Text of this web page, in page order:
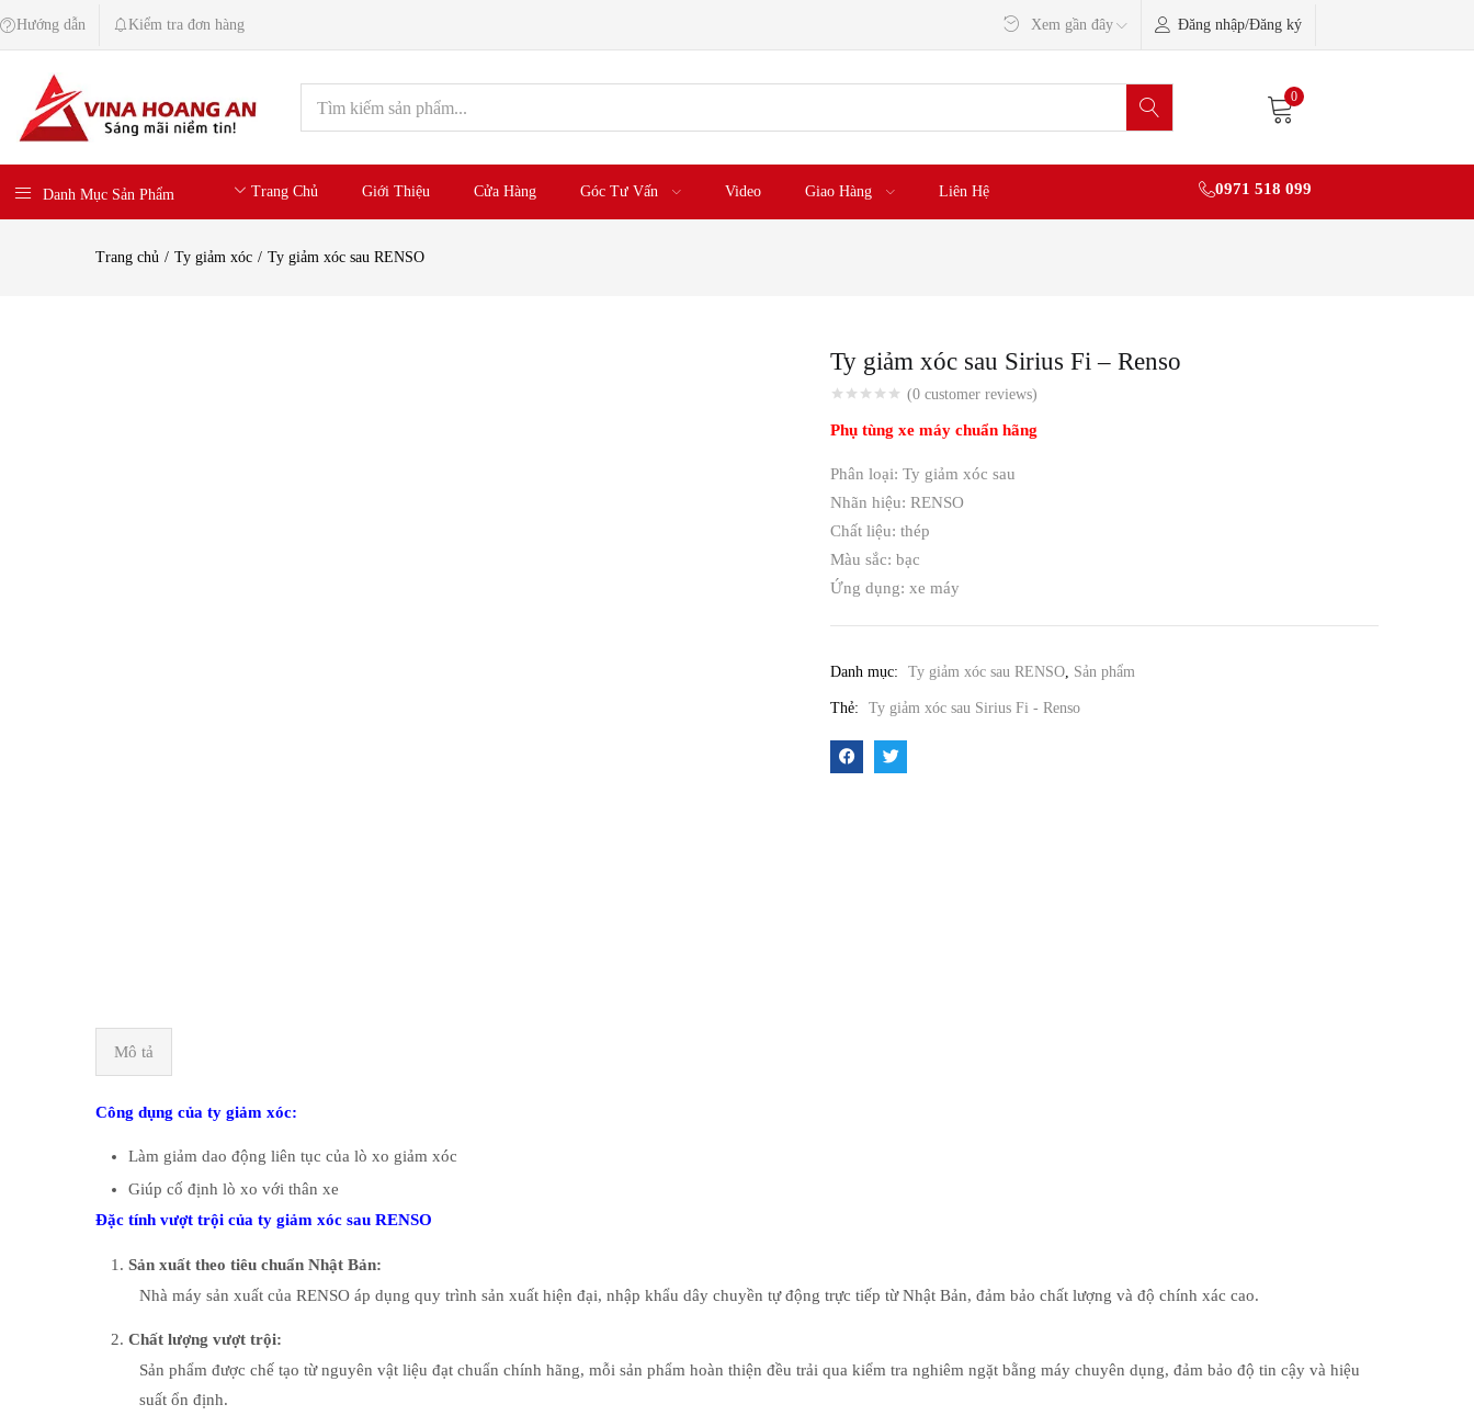
Hướng dẫn Kiểm tra đơn hàng Xem gần đây Đăng nhập/Đăng ký
0
Danh Mục Sản Phẩm Trang Chủ Giới Thiệu Cửa Hàng Góc Tư Vấn Video Giao Hàng Liên Hệ 0971 518 099
Trang chủ Ty giảm xóc Ty giảm xóc sau RENSO
Ty giảm xóc sau Sirius Fi – Renso
(0 customer reviews)
Phụ tùng xe máy chuẩn hãng
Phân loại: Ty giảm xóc sau
Nhãn hiệu: RENSO
Chất liệu: thép
Màu sắc: bạc
Ứng dụng: xe máy
Danh mục: Ty giảm xóc sau RENSO Sản phẩm
Thẻ: Ty giảm xóc sau Sirius Fi - Renso
Mô tả
Công dụng của ty giảm xóc:
Làm giảm dao động liên tục của lò xo giảm xóc
Giúp cố định lò xo với thân xe
Đặc tính vượt trội của ty giảm xóc sau RENSO
Sản xuất theo tiêu chuẩn Nhật Bản:
Nhà máy sản xuất của RENSO áp dụng quy trình sản xuất hiện đại, nhập khẩu dây chuyền tự động trực tiếp từ Nhật Bản, đảm bảo chất lượng và độ chính xác cao.
Chất lượng vượt trội:
Sản phẩm được chế tạo từ nguyên vật liệu đạt chuẩn chính hãng, mỗi sản phẩm hoàn thiện đều trải qua kiểm tra nghiêm ngặt bằng máy chuyên dụng, đảm bảo độ tin cậy và hiệu
suất ổn định.